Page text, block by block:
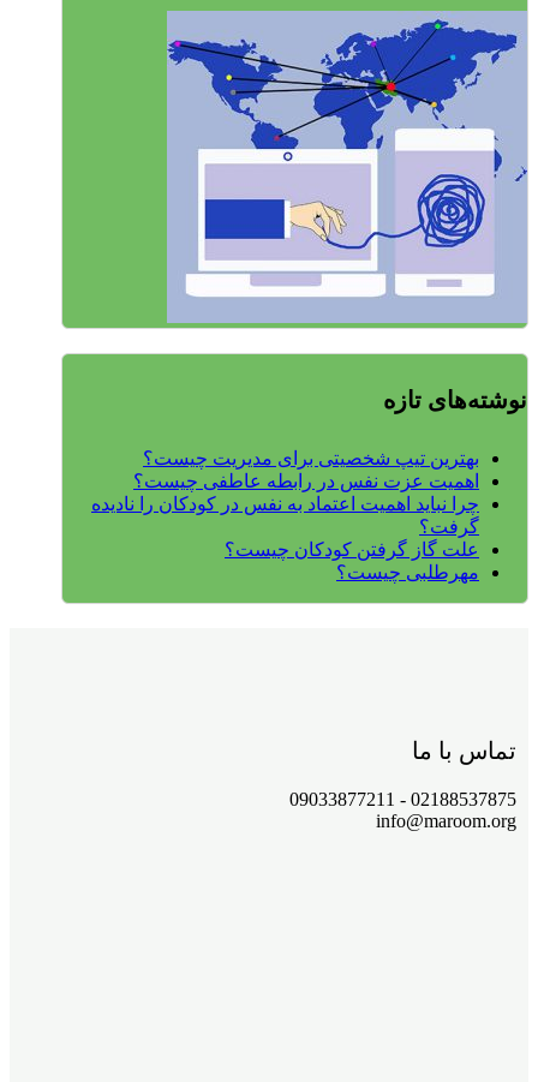
نوشته‌های تازه
بهترین تیپ شخصیتی برای مدیریت چیست؟
اهمیت عزت نفس در رابطه عاطفی چیست؟
چرا نباید اهمیت اعتماد به نفس در کودکان را نادیده
گرفت؟
علت گاز گرفتن کودکان چیست؟
مهرطلبی چیست؟
تماس با ما
02188537875 - 09033877211
info@maroom.org